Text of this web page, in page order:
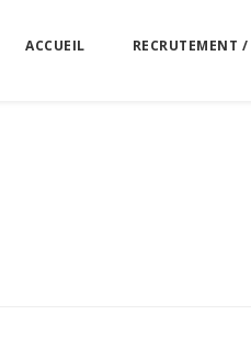
ACCUEIL RECRUTEMENT